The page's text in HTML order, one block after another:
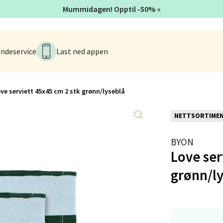
Last ned appen
serviett 45x45 cm 2 stk grønn/lyseblå
BYON
Love
grønn/
Mummidagen! Opptil -50% »
- Thon Senter Lagunen
1, 5239 Bergen
10-18
- Linderud